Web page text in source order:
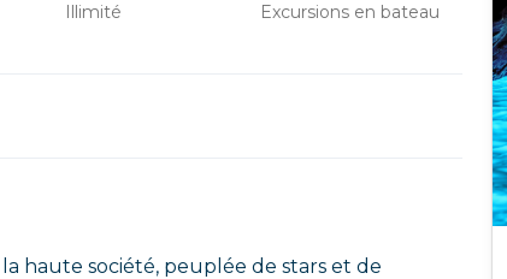
Illimité Excursions en bateau
haute société, peuplée de stars et de